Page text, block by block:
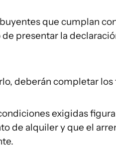
que cumplan
presentar la
deberán completar
exigidas
de alquiler y que el